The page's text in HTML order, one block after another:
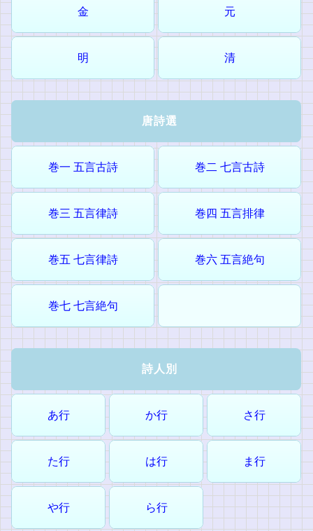
金 元
明 清
唐詩選
巻一 五言古詩 巻二 七言古詩
巻三 五言律詩 巻四 五言排律
巻五 七言律詩 巻六 五言絶句
巻七 七言絶句
詩人別
あ行 か行 さ行
た行 は行 ま行
や行 ら行